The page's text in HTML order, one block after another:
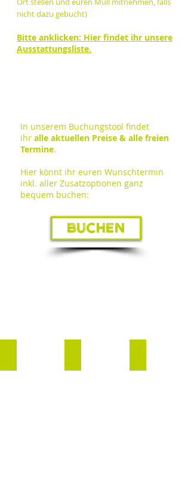
nicht dazu gebucht)
Bitte anklicken: Hier findet ihr unsere
Ausstattungsliste.
In unserem Buchungstool findet
ihr alle aktuellen Preise & alle freien
Termine.
Hier könnt ihr euren Wunschtermin
inkl. aller Zusatzoptionen ganz
bequem buchen:
BUCHEN